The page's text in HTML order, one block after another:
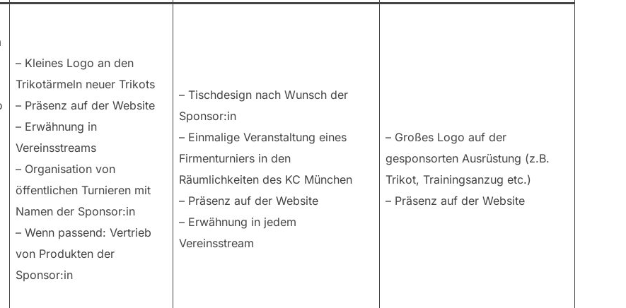
– Kleines Logo an den
Trikotärmeln neuer Trikots
– Präsenz auf der Website
– Erwähnung in
Vereinsstreams
– Organisation von
öffentlichen Turnieren mit
Namen der Sponsor:in
– Wenn passend: Vertrieb
von Produkten der
Sponsor:in
– Tischdesign nach Wunsch der
Sponsor:in
– Einmalige Veranstaltung eines
Firmenturniers in den
Räumlichkeiten des KC München
– Präsenz auf der Website
– Erwähnung in jedem
Vereinsstream
– Großes Logo auf der
gesponsorten Ausrüstung (z.B.
Trikot, Trainingsanzug etc.)
– Präsenz auf der Website